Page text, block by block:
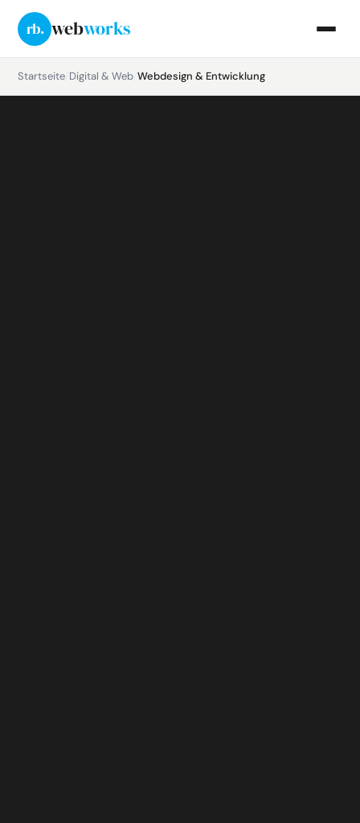
rb. webworks
Startseite Digital & Web /Webdesign & Entwicklung